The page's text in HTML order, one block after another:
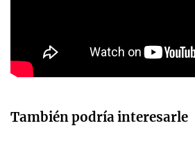
También podría interesarle